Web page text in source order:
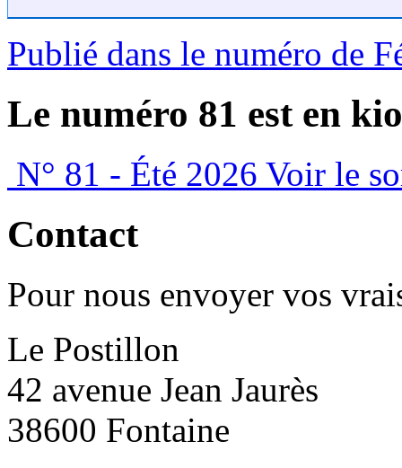
Publié dans le numéro de
Le numéro 81 est en
N° 81 - Été 2026 Voir le
Contact
Pour nous envoyer vos
Le Postillon
42 avenue Jean Jaurès
38600 Fontaine